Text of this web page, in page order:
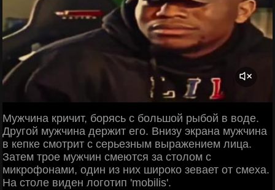
Мужчина кричит, борясь с большой рыбой в воде.
Другой мужчина держит его. Внизу экрана мужчина
в кепке смотрит с серьезным выражением лица.
Затем трое мужчин смеются за столом с
микрофонами, один из них широко зевает от смеха.
На столе виден логотип 'mobilis'.